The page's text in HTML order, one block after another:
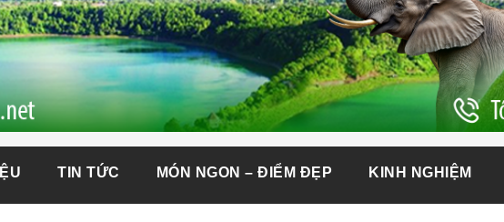
TIN TỨC MÓN NGON – ĐIỂM ĐẸP KINH NGHIỆM